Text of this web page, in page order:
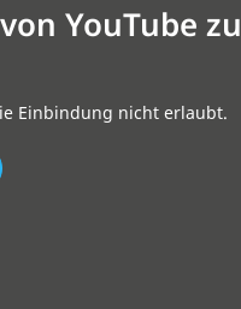
YouTube zu
Einbindung nicht erlaubt.